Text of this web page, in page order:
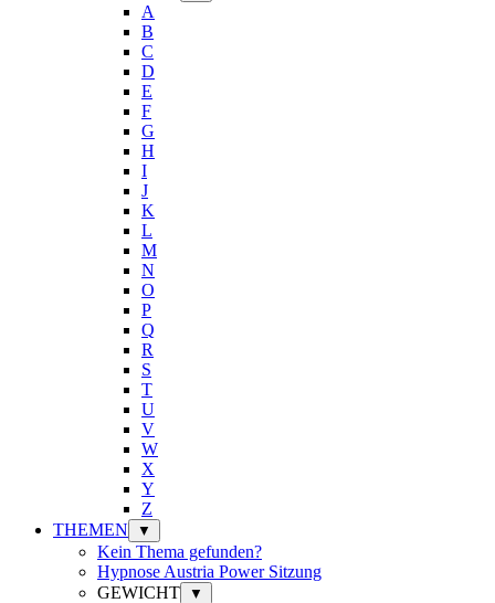
A
B
C
D
E
F
G
H
I
J
K
L
M
N
O
P
Q
R
S
T
U
V
W
X
Y
Z
THEMEN
▼
Kein Thema gefunden?
Hypnose Austria Power Sitzung
GEWICHT
▼